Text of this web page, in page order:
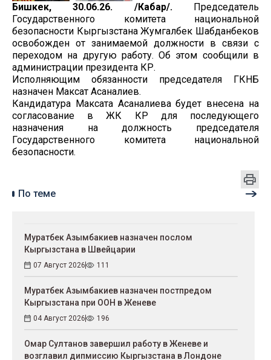
Бишкек, 30.06.26. /Кабар/. Председатель
Государственного комитета национальной
безопасности Кыргызстана Жумгалбек Шабданбеков
освобожден от занимаемой должности в связи с
переходом на другую работу. Об этом сообщили в
администрации президента КР.
Исполняющим обязанности председателя ГКНБ
назначен Максат Асаналиев.
Кандидатура Максата Асаналиева будет внесена на
согласование в ЖК КР для последующего
назначения на должность председателя
Государственного комитета национальной
безопасности.
По теме
Муратбек Азымбакиев назначен послом
Кыргызстана в Швейцарии
07 Август 2026 111
Муратбек Азымбакиев назначен постпредом
Кыргызстана при ООН в Женеве
04 Август 2026 196
Омар Султанов завершил работу в Женеве и
возглавил дипмиссию Кыргызстана в Лондоне